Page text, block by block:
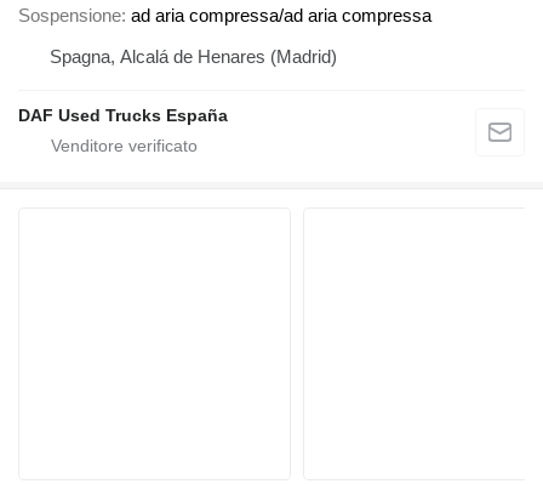
Sospensione ad aria compressa/ad aria compressa
Spagna, Alcalá de Henares (Madrid)
DAF Used Trucks España